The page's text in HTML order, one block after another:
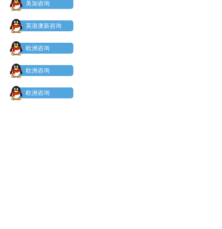
美加咨询
英港澳新咨询
欧洲咨询
欧洲咨询
欧洲咨询